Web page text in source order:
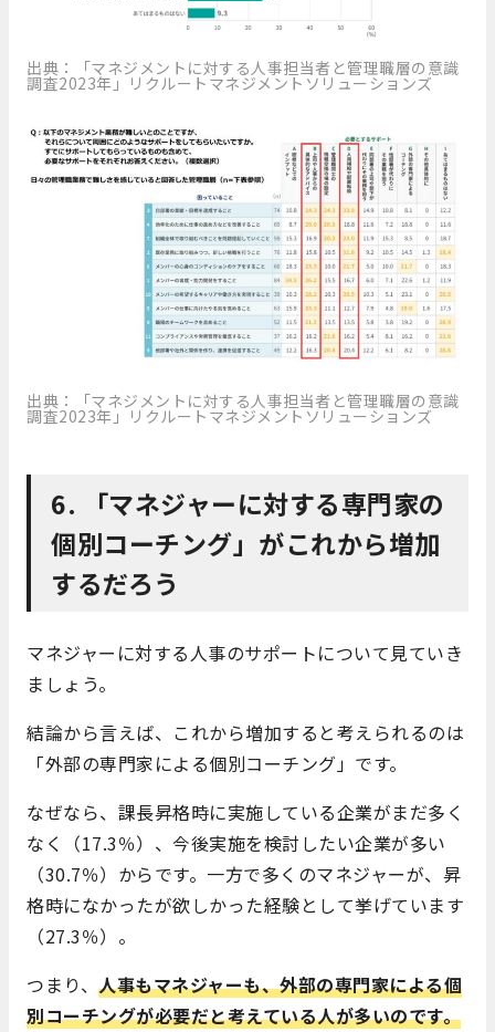
出典：「マネジメントに対する人事担当者と管理職層の意識
調査2023年」リクルートマネジメントソリューションズ
出典：「マネジメントに対する人事担当者と管理職層の意識
調査2023年」リクルートマネジメントソリューションズ
6. 「マネジャーに対する専門家の
個別コーチング」がこれから増加
するだろう
マネジャーに対する人事のサポートについて見ていき
ましょう。
結論から言えば、これから増加すると考えられるのは
「外部の専門家による個別コーチング」です。
なぜなら、課長昇格時に実施している企業がまだ多く
なく（17.3％）、今後実施を検討したい企業が多い
（30.7％）からです。一方で多くのマネジャーが、昇
格時になかったが欲しかった経験として挙げています
（27.3％）。
つまり、 人事もマネジャーも、外部の専門家による個
別コーチングが必要だと考えている人が多いのです。